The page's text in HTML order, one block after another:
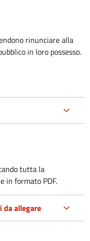
rinunciare alla
in loro possesso.
tutta la
in formato PDF.
da allegare